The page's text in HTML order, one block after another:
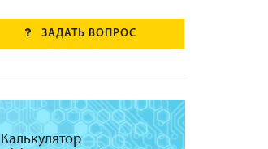
ЗАДАТЬ ВОПРОС
Калькулятор